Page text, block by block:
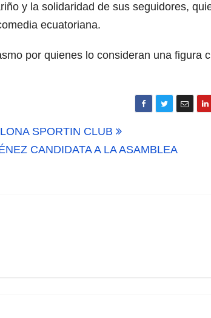
y la solidaridad de sus seguidores,
ecuatoriana.
por quienes lo consideran una figura
SPORTIN CLUB
CANDIDATA A LA ASAMBLEA